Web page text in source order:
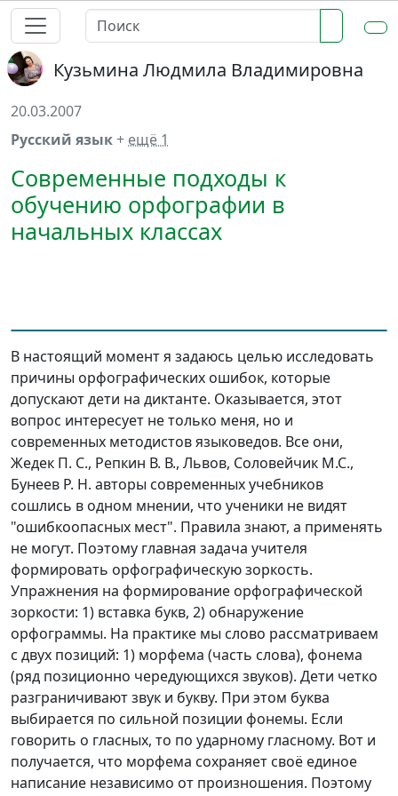
Кузьмина Людмила Владимировна
20.03.2007
Русский язык+ ещё 1
Современные подходы к
обучению орфографии в
начальных классах
В настоящий момент я задаюсь целью исследовать
причины орфографических ошибок, которые
допускают дети на диктанте. Оказывается, этот
вопрос интересует не только меня, но и
современных методистов языковедов. Все они,
Жедек П. С., Репкин В. В., Львов, Соловейчик М.С.,
Бунеев Р. Н. авторы современных учебников
сошлись в одном мнении, что ученики не видят
"ошибкоопасных мест". Правила знают, а применять
не могут. Поэтому главная задача учителя
формировать орфографическую зоркость.
Упражнения на формирование орфографической
зоркости: 1) вставка букв, 2) обнаружение
орфограммы. На практике мы слово рассматриваем
с двух позиций: 1) морфема (часть слова), фонема
(ряд позиционно чередующихся звуков). Дети четко
разграничивают звук и букву. При этом буква
выбирается по сильной позиции фонемы. Если
говорить о гласных, то по ударному гласному. Вот и
получается, что морфема сохраняет своё единое
написание независимо от произношения. Поэтому